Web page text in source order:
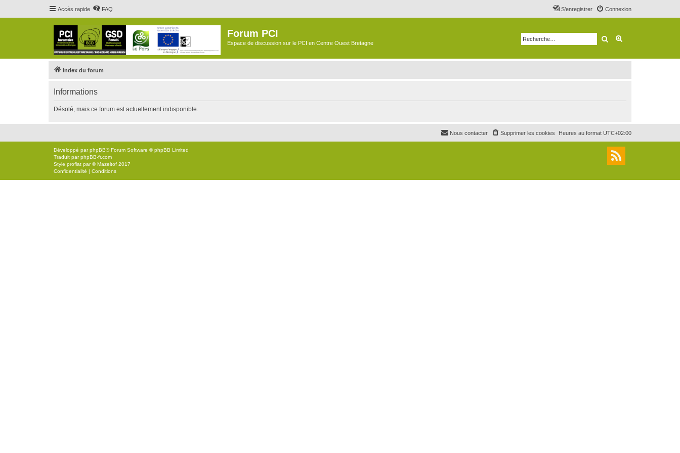
Accès rapide FAQ Connexion
S’enregistrer
Forum PCI
Espace de discussion sur le PCI en Centre Ouest Bretagne Rechercher
Index du forum
Informations
Désolé, mais ce forum est actuellement indisponible.
Heures au format UTC+02:00
Supprimer les cookies
Nous contacter
Développé parphpBB® Forum Software © phpBB Limited
Traduit parphpBB-fr.com
Style proflat par ©Mazeltof 2017
Confidentialité | Conditions